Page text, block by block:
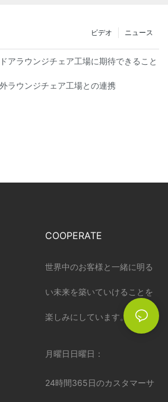
ニュース
ビデオ
アラウンジチェア工場に期待できること
ラウンジチェア工場との連携
COOPERATE
世界中のお客様と一緒に明る
い未来を築いていけることを
楽しみにしています。
月曜日日曜日：
24時間365日のカスタマーサ